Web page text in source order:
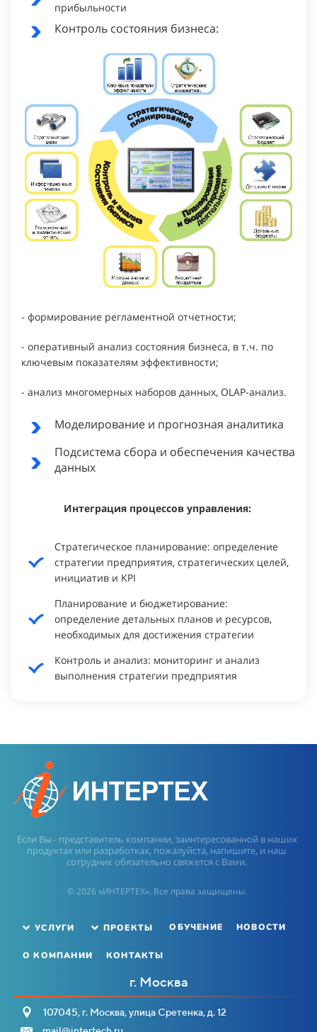
прибыльности
Контроль состояния бизнеса:
- формирование регламентной отчетности;
- оперативный анализ состояния бизнеса, в т.ч. по
ключевым показателям эффективности;
- анализ многомерных наборов данных, OLAP-анализ.
Моделирование и прогнозная аналитика
Подсистема сбора и обеспечения качества
данных
Интеграция процессов управления:
Стратегическое планирование: определение
стратегии предприятия, стратегических целей,
инициатив и KPI
Планирование и бюджетирование:
определение детальных планов и ресурсов,
необходимых для достижения стратегии
Контроль и анализ: мониторинг и анализ
выполнения стратегии предприятия
Если Вы - представитель компании, заинтересованной в наших
продуктах или разработках, пожалуйста, напишите, и наш
сотрудник обязательно свяжется с Вами.
© 2026 «ИНТЕРТЕХ». Все права защищены.
УСЛУГИ ПРОЕКТЫ ОБУЧЕНИЕ НОВОСТИ
О КОМПАНИИ КОНТАКТЫ
г. Москва
107045, г. Москва, улица Сретенка, д. 12